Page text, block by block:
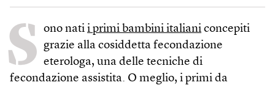
S ono nati i primi bambini italiani concepiti
grazie alla cosiddetta fecondazione
eterologa, una delle tecniche di
fecondazione assistita. O meglio, i primi da